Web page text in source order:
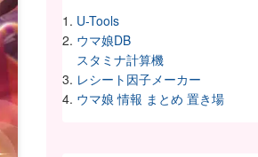
U-Tools
ウマ娘DB
スタミナ計算機
レシート因子メーカー
ウマ娘 情報 まとめ 置き場